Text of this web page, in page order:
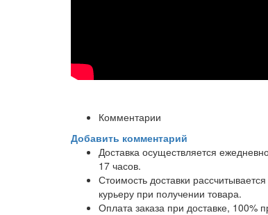
Комментарии
Добавить комментарий
Доставка осуществляется
17 часов.
Стоимость доставки
курьеру при получении товара.
Оплата заказа при доставке, 100%